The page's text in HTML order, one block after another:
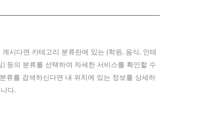
시다면 카테고리 분류란에 있는 (학원, 음식, 인테
등의 분류를 선택하여 자세한 서비스를 확인할 수
류를 검색하신다면 내 위치에 있는 정보를 상세하
다.